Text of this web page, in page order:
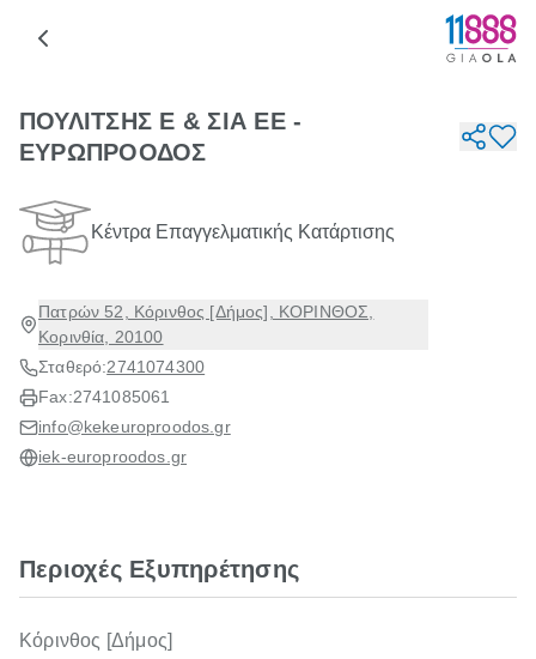
ΠΟΥΛΙΤΣΗΣ Ε & ΣΙΑ ΕΕ -
ΕΥΡΩΠΡΟΟΔΟΣ
Κέντρα Επαγγελματικής Κατάρτισης
Πατρών 52, Κόρινθος [Δήμος], ΚΟΡΙΝΘΟΣ,
Κορινθία, 20100
Σταθερό:2741074300
Fax:2741085061
info@kekeuroproodos.gr
iek-europroodos.gr
Περιοχές Εξυπηρέτησης
Κόρινθος [Δήμος]